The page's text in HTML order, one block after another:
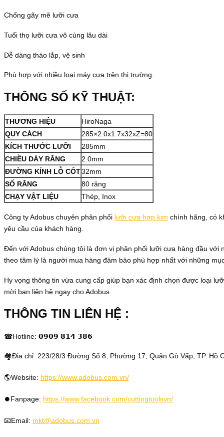
Chống gãy mẽ lưỡi cưa
Tuổi thọ lưỡi cưa vô cùng lâu dài
Dễ dàng tháo lắp, vệ sinh
Phù hợp với nhiều loại máy cưa trên thị trường.
THÔNG SỐ KỸ THUẬT:
THƯƠNG HIỆU
HiroNaga
QUY CÁCH
285×2.0x1.7x32xZ=80
KÍCH THƯỚC LƯỠI
285mm
CHIỀU DÀY RĂNG
2.0mm
ĐƯỜNG KÍNH LỖ CỐT32mm
SỐ RĂNG
80 răng
CHẠY VẬT LIỆU
Thép, Inox
Công ty Adobus chuyên phân phối lưỡi cưa hợp kim chính hãng, có
yêu cầu của khách hàng.
Đến với Adobus chúng tôi là đơn vị phân phối lưỡi cưa hàng đầu
theo tâm lý là người mua hàng đảm bảo phù hợp nhất với những
Hy vọng thông tin vừa cung cấp giúp bạn xác định chọn được loại
mời bạn liên hệ ngay cho Adobus
THÔNG TIN LIÊN HỆ :
☎Hotline: 𝟬𝟵𝟬𝟵 𝟴𝟭𝟰 𝟯𝟴𝟲
🏘Địa chỉ: 223/28/3 Đường Số 8, Phường 17, Quận Gò Vấp, TP. Hồ
🌎Website: https://www.adobus.com.vn/
⏺️Fanpage: https://www.facebook.com/cuttingtoolsvn/
📧Email: mkt@adobus.com.vn